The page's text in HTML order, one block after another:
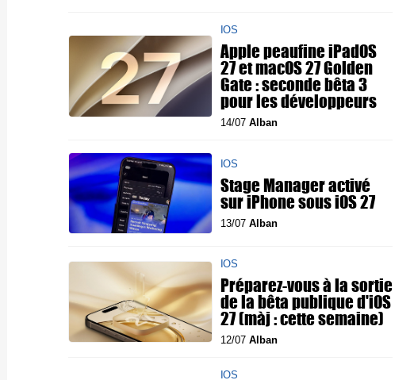
IOS
Apple peaufine iPadOS
27 et macOS 27 Golden
Gate : seconde bêta 3
pour les développeurs
14/07 Alban
IOS
Stage Manager activé
sur iPhone sous iOS 27
13/07 Alban
IOS
Préparez-vous à la sortie
de la bêta publique d'iOS
27 (màj : cette semaine)
12/07 Alban
IOS